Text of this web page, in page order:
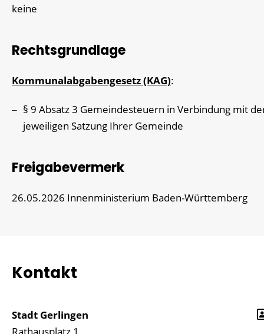
keine
Rechtsgrundlage
Kommunalabgabengesetz (KAG):
§ 9 Absatz 3 Gemeindesteuern in Verbindung mit
jeweiligen Satzung Ihrer Gemeinde
Freigabevermerk
26.05.2026 Innenministerium Baden-Württemberg
Kontakt
Stadt Gerlingen